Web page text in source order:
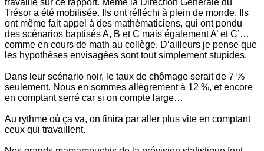
travaillé sur ce rapport. Même la Direction Générale du
Trésor a été mobilisée. Ils ont réfléchi à plein de monde. Ils
ont même fait appel à des mathématiciens, qui ont pondu
des scénarios baptisés A, B et C mais également A’ et C’…
comme en cours de math au collège. D’ailleurs je pense que
les hypothèses envisagées sont tout simplement stupides.
Dans leur scénario noir, le taux de chômage serait de 7 %
seulement. Nous en sommes allègrement à 12 %, et encore
en comptant serré car si on compte large…
Au rythme où ça va, on finira par aller plus vite en comptant
ceux qui travaillent.